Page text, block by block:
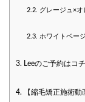
2.2. グレージュ×
2.3. ホワイトベー
3. Leeのご予約はコ
4. 【縮毛矯正施術動